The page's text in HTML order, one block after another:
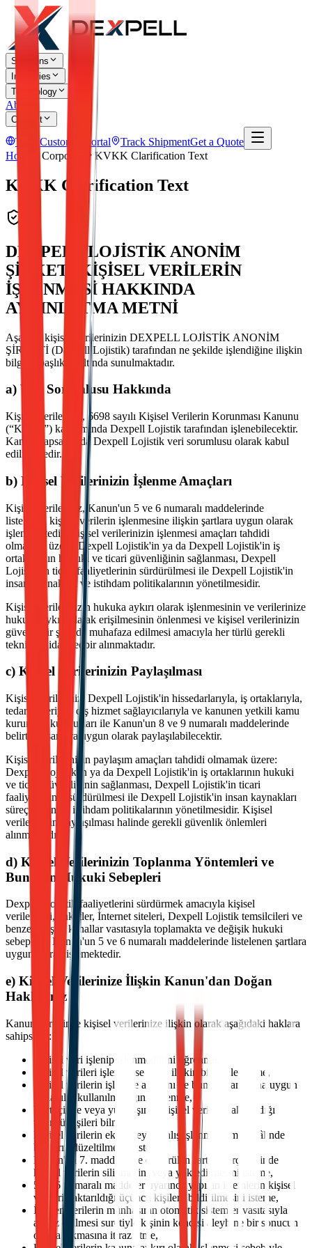
Solutions
Industries
Technology
About
Contact
TR Customer Portal Track ShipmentGet a Quote
Home
Corporate KVKK Clarification Text
KVKK Clarification Text
DEXPELL LOJİSTİK ANONİM
ŞİRKETİ KİŞİSEL VERİLERİN
İŞLENMESİ HAKKINDA
AYDINLATMA METNİ
Aşağıda kişisel verilerinizin DEXPELL LOJİSTİK ANONİM
ŞİRKETİ (Dexpell Lojistik) tarafından ne şekilde işlendiğine ilişkin
bilgiler başlıklar altında sunulmaktadır.
a) Veri Sorumlusu Hakkında
Kişisel verileriniz, 6698 sayılı Kişisel Verilerin Korunması Kanunu
(“Kanun”) kapsamında Dexpell Lojistik tarafından işlenebilecektir.
Kanun kapsamında Dexpell Lojistik veri sorumlusu olarak kabul
edilmektedir.
b) Kişisel Verilerinizin İşlenme Amaçları
Kişisel verileriniz, Kanun'un 5 ve 6 numaralı maddelerinde
listelenen kişisel verilerin işlenmesine ilişkin şartlara uygun olarak
işlenmektedir. Kişisel verilerinizin işlenmesi amaçları tahdidi
olmamak üzere: Dexpell Lojistik'in ya da Dexpell Lojistik'in iş
ortaklarının hukuki ve ticari güvenliğinin sağlanması, Dexpell
Lojistik'in ticari faaliyetlerinin sürdürülmesi ile Dexpell Lojistik'in
insan kaynakları ve istihdam politikalarının yönetilmesidir.
Kişisel verilerinizin hukuka aykırı olarak işlenmesinin ve verilerinize
hukuka aykırı olarak erişilmesinin önlenmesi ve kişisel verilerinizin
güvenli bir şekilde muhafaza edilmesi amacıyla her türlü gerekli
teknik ve idari tedbir alınmaktadır.
c) Kişisel Verilerinizin Paylaşılması
Kişisel verileriniz, Dexpell Lojistik'in hissedarlarıyla, iş ortaklarıyla,
tedarikçileriyle, dış hizmet sağlayıcılarıyla ve kanunen yetkili kamu
kurum ve kuruluşları ile Kanun'un 8 ve 9 numaralı maddelerinde
belirtilen şartlara uygun olarak paylaşılabilecektir.
Kişisel verilerinizin paylaşım amaçları tahdidi olmamak üzere:
Dexpell Lojistik'in ya da Dexpell Lojistik'in iş ortaklarının hukuki
ve ticari güvenliğinin sağlanması, Dexpell Lojistik'in ticari
faaliyetlerinin sürdürülmesi ile Dexpell Lojistik'in insan kaynakları
süreçlerinin ve istihdam politikalarının yönetilmesidir. Kişisel
verilerinizin paylaşılması halinde gerekli güvenlik önlemleri
alınmaktadır.
d) Kişisel Verilerinizin Toplanma Yöntemleri ve
Bunların Hukuki Sebepleri
Dexpell Lojistik faaliyetlerini sürdürmek amacıyla kişisel
verilerinizi, anketler, İnternet siteleri, Dexpell Lojistik temsilcileri ve
benzeri çeşitli kanallar vasıtasıyla toplamakta ve değişik hukuki
sebeplerle Kanun'un 5 ve 6 numaralı maddelerinde listelenen şartlara
uygun olarak işlemektedir.
e) Kişisel Verilerinize İlişkin Kanun'dan Doğan
Haklarınız
Kanun gereğince kişisel verilerinize ilişkin olarak aşağıdaki haklara
sahipsiniz:
Kişisel veri işlenip işlenmediğini öğrenme,
Kişisel verileri işlenmişse buna ilişkin bilgi talep etme,
Kişisel verilerin işlenme amacını ve bunların amacına uygun
kullanılıp kullanılmadığını öğrenme,
Yurt içinde veya yurt dışında kişisel verilerin aktarıldığı
üçüncü kişileri bilme,
Kişisel verilerin eksik veya yanlış işlenmiş olması hâlinde
bunların düzeltilmesini isteme,
Kanun'un 7. maddesinde öngörülen şartlar çerçevesinde
kişisel verilerin silinmesini veya yok edilmesini isteme,
5 ve 6 numaralı maddeler uyarınca yapılan işlemlerin kişisel
verilerin aktarıldığı üçüncü kişilere bildirilmesini isteme,
İşlenen verilerin münhasıran otomatik sistemler vasıtasıyla
analiz edilmesi suretiyle kişinin kendisi aleyhine bir sonucun
ortaya çıkmasına itiraz etme,